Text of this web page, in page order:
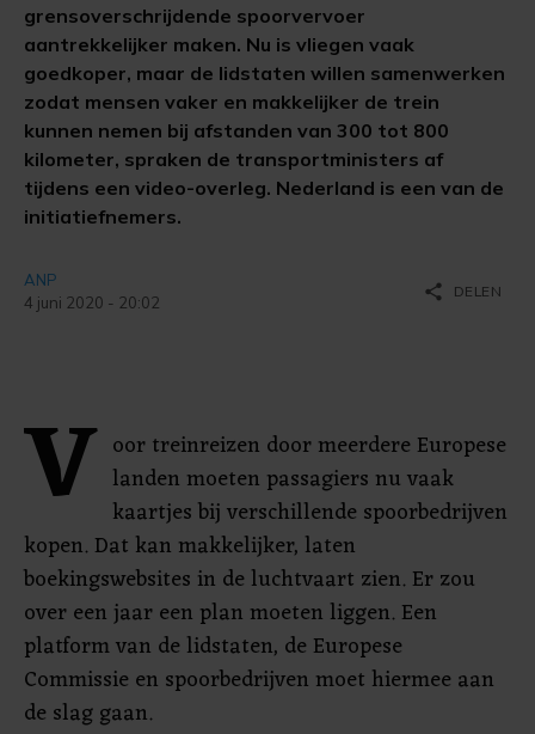
grensoverschrijdende spoorvervoer
aantrekkelijker maken. Nu is vliegen vaak
goedkoper, maar de lidstaten willen samenwerken
zodat mensen vaker en makkelijker de trein
kunnen nemen bij afstanden van 300 tot 800
kilometer, spraken de transportministers af
tijdens een video-overleg. Nederland is een van de
initiatiefnemers.
ANP
4 juni 2020 - 20:02
share DELEN
V oor treinreizen door meerdere Europese
landen moeten passagiers nu vaak
kaartjes bij verschillende spoorbedrijven
kopen. Dat kan makkelijker, laten
boekingswebsites in de luchtvaart zien. Er zou
over een jaar een plan moeten liggen. Een
platform van de lidstaten, de Europese
Commissie en spoorbedrijven moet hiermee aan
de slag gaan.